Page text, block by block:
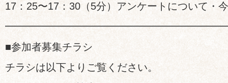
17：25〜17：30（5分）アンケートについて・
■参加者募集チラシ
チラシは以下よりご覧ください。